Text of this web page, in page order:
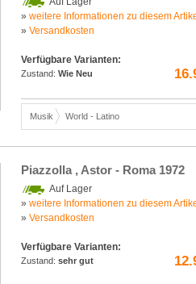
» weitere Informationen zu diesem
» Versandkosten
Verfügbare Varianten:
Zustand: Wie Neu
Musik World - Latino
Piazzolla , Astor - Roma 1972
Auf Lager
» weitere Informationen zu diesem
» Versandkosten
Verfügbare Varianten:
Zustand: sehr gut